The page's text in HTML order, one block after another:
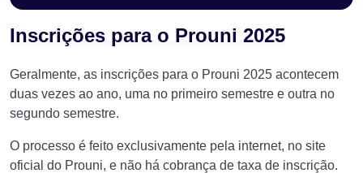
Inscrições para o Prouni 2025
Geralmente, as inscrições para o Prouni 2025 acontecem
duas vezes ao ano, uma no primeiro semestre e outra no
segundo semestre.
O processo é feito exclusivamente pela internet, no site
oficial do Prouni, e não há cobrança de taxa de inscrição.